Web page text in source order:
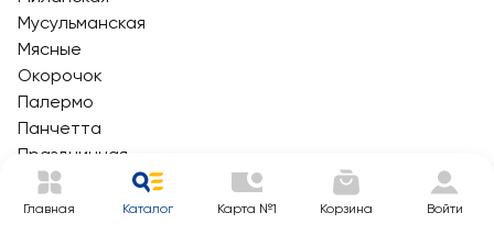
Мусульманская
Мясные
Окорочок
Палермо
Панчетта
Праздничная
Ребрышки
Рублевские
Главная Каталог Карта №1 Корзина Войти